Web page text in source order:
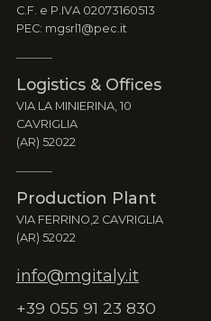
C.F. e P.IVA 02073160513
PEC: mgsrl1@pec.it
Logistics & Offices
VIA LA MINIERINA, 10
CAVRIGLIA
(AR) 52022
Production Plant
VIA FERRINO,2 CAVRIGLIA
(AR) 52022
info@mgitaly.it
+39 055 91 23 830